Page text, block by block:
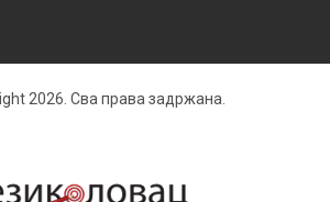
2026. Сва права задржана.